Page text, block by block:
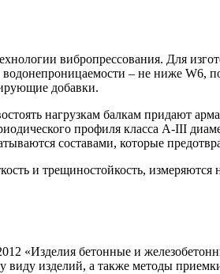
вибропрессования. Для
– не ниже W6,
добавки.
нагрузкам балкам придают
профиля класса А-III
составами, которые
и трещиностойкость,
«Изделия бетонные и
виду изделий, а также методы